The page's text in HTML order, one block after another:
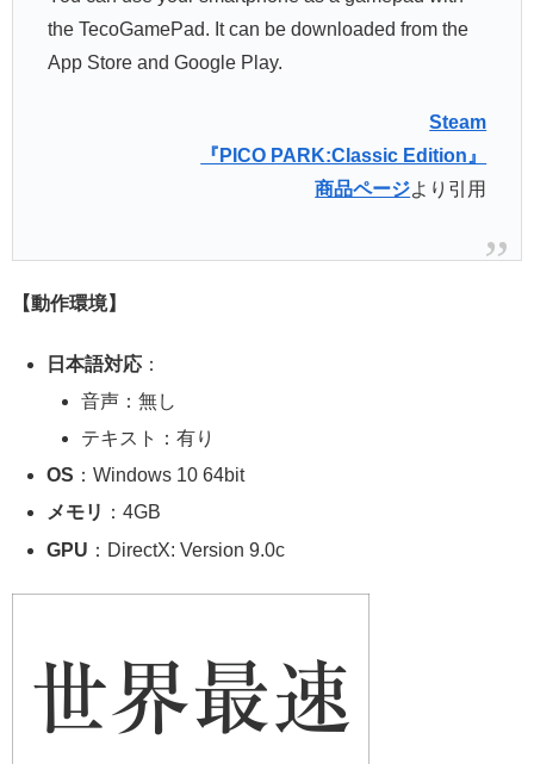
the TecoGamePad. It can be downloaded from the
App Store and Google Play.
Steam
『PICO PARK:Classic Edition』
商品ページより引用
【動作環境】
日本語対応 ：
音声：無し
テキスト：有り
OS ：Windows 10 64bit
メモリ ：4GB
GPU ：DirectX: Version 9.0c